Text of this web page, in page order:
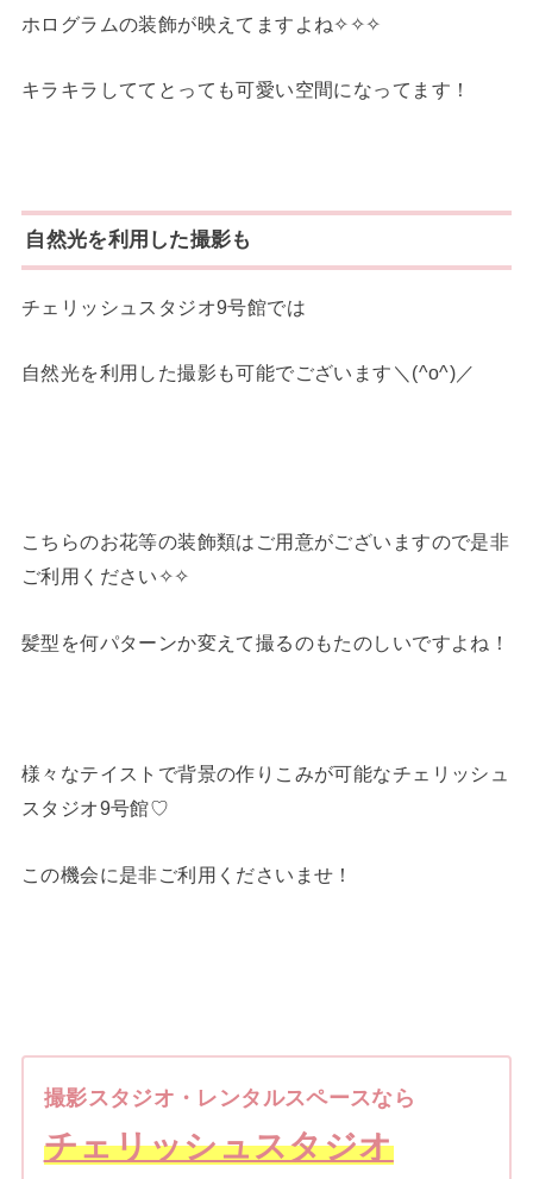
ホログラムの装飾が映えてますよね✧✧✧
キラキラしててとっても可愛い空間になってます！
自然光を利用した撮影も
チェリッシュスタジオ9号館では
自然光を利用した撮影も可能でございます＼(^o^)／
こちらのお花等の装飾類はご用意がございますので是非
ご利用ください✧✧
髪型を何パターンか変えて撮るのもたのしいですよね！
様々なテイストで背景の作りこみが可能なチェリッシュ
スタジオ9号館♡
この機会に是非ご利用くださいませ！
撮影スタジオ・レンタルスペースなら
チェリッシュスタジオ